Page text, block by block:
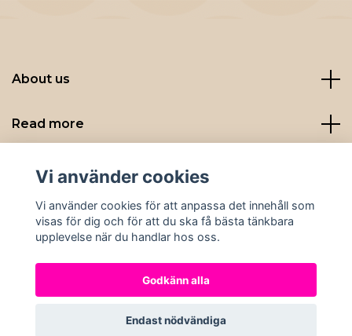
About us
Read more
Sociala medier
© 2026 Nybryggt
Vi använder cookies
Vi använder cookies för att anpassa det innehåll som
visas för dig och för att du ska få bästa tänkbara
upplevelse när du handlar hos oss.
Godkänn alla
Endast nödvändiga